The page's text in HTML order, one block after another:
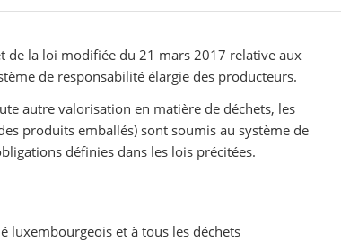
de la loi modifiée du 21 mars 2017 relative aux
de responsabilité élargie des producteurs.
autre valorisation en matière de déchets, les
produits emballés) sont soumis au système de
définies dans les lois précitées.
luxembourgeois et à tous les déchets